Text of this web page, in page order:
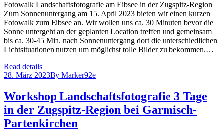
Fotowalk Landschaftsfotografie am Eibsee in der Zugspitz-Region
Zum Sonnenuntergang am 15. April 2023 bieten wir einen kurzen
Fotowalk zum Eibsee an. Wir wollen uns ca. 30 Minuten bevor die
Sonne untergeht an der geplanten Location treffen und gemeinsam
bis ca. 30-45 Min. nach Sonnenuntergang dort die unterschiedlichen
Lichtsituationen nutzen um möglichst tolle Bilder zu bekommen.…
Read details
28. März 2023By Marker92e
Workshop Landschaftsfotografie 3 Tage
in der Zugspitz-Region bei Garmisch-
Partenkirchen